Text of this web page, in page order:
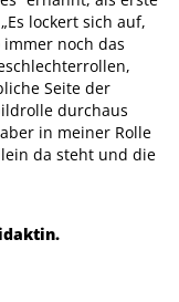
lockert sich auf,
noch das
Seite der
durchaus
in meiner Rolle
da steht und die